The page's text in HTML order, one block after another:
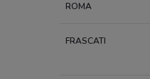
ROMA
FRASCATI